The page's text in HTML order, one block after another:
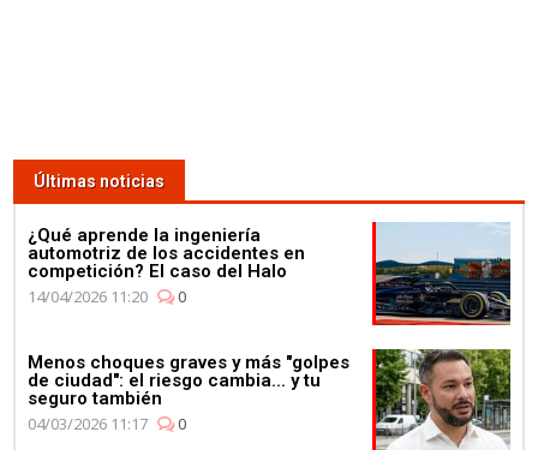
Últimas noticias
¿Qué aprende la ingeniería
automotriz de los accidentes en
competición? El caso del Halo
14/04/2026 11:20
0
Menos choques graves y más "golpes
de ciudad": el riesgo cambia... y tu
seguro también
04/03/2026 11:17
0